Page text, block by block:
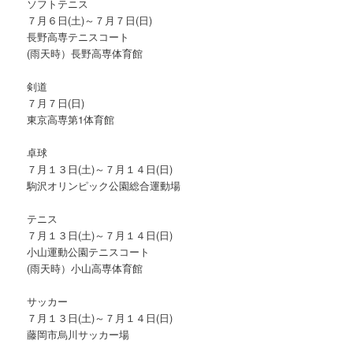
ソフトテニス
７月６日(土)～７月７日(日)
長野高専テニスコート
(雨天時）長野高専体育館
剣道
７月７日(日)
東京高専第1体育館
卓球
７月１３日(土)～７月１４日(日)
駒沢オリンピック公園総合運動場
テニス
７月１３日(土)～７月１４日(日)
小山運動公園テニスコート
(雨天時）小山高専体育館
サッカー
７月１３日(土)～７月１４日(日)
藤岡市烏川サッカー場